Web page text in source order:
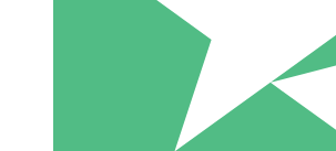
10 00